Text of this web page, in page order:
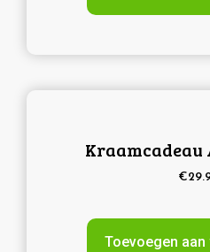
€
Toevoegen